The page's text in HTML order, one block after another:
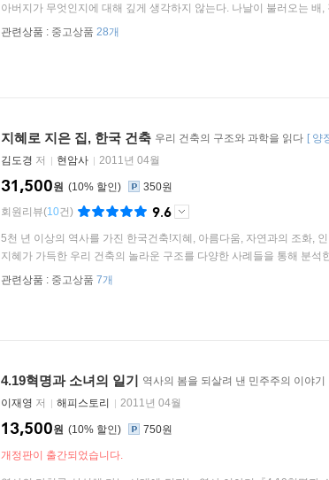
아버지가 무엇인지에 대해 깊게 생각하지 않는다. 나날이 불러오는 배,
관련상품 : 중고상품 28개
지혜로 지은 집, 한국 건축 우리 건축의 구조와 과학을 읽다 [ 양
김도경 저 현암사 2011년 04월
10%
31,500원
350원
회원리뷰(10건) 9.6
5천 년 이상의 역사를 가진 한국건축!지혜, 아름다움, 자연과의 조화,
지혜가 가득한 우리 건축의 놀라운 구조를 다양한 사례들을 통해 분석
관련상품 : 중고상품 7개
4.19혁명과 소녀의 일기 역사의 봄을 되살려 낸 민주주의 이야기
이재영 저 해피스토리 2011년 04월
10%
13,500원 750원
개정판이 출간되었습니다.